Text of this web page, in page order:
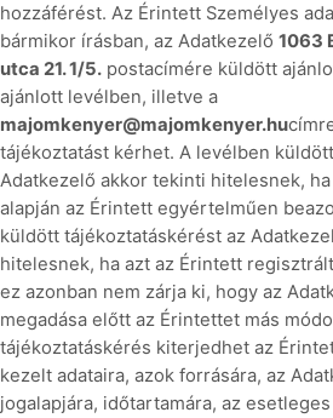
hozzáférést. Az Érintett Személyes
bármikor írásban, az Adatkezelő 1063
utca 21. 1/5. postacímére küldött
ajánlott levélben, illetve a
majomkenyer@majomkenyer.hu
tájékoztatást kérhet. A levélben
Adatkezelő akkor tekinti hitelesnek,
alapján az Érintett egyértelműen
küldött tájékoztatáskérést az
hitelesnek, ha azt az Érintett
ez azonban nem zárja ki, hogy az
megadása előtt az Érintettet más
tájékoztatáskérés kiterjedhet az
kezelt adataira, azok forrására, az
jogalapjára, időtartamára, az